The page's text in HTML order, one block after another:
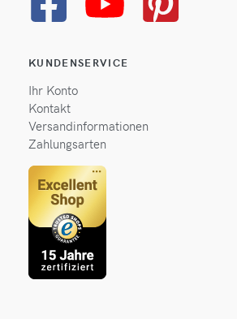
KUNDENSERVICE
Ihr Konto
Kontakt
Versandinformationen
Zahlungsarten